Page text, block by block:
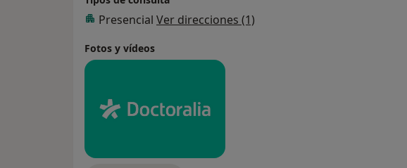
Presencial Ver direcciones (1)
Fotos y vídeos